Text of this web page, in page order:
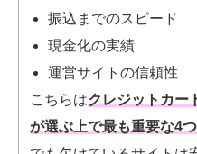
振込までのスピード
現金化の実績
運営サイトの信頼性
こちらはクレジットカー
が選ぶ上で最も重要な4